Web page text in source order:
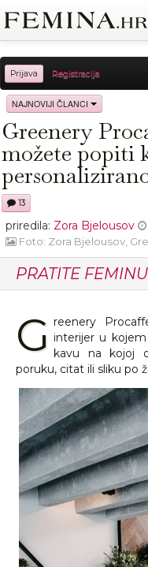
Prijava Registracija
Sreća
Moda Ljubav
Proizvodi
NAJNOVIJI ČLANCI
Greenery
možete popiti
13
priredila: Zora Bjelousov
Foto: Zora Bjelousov,
PRATITE FEMINU
G reenery
interijer u
kavu na kojoj
poruku, citat ili sliku po